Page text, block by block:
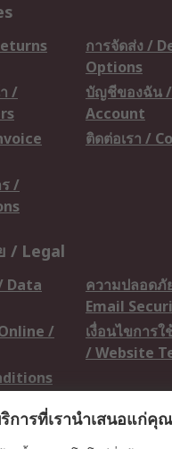
การจัดส่ง /
Options
/
บัญชีของฉัน
Account
ติดต่อเรา /
/
/ Legal
Data
ความปลอดภั
Email
/
เงื่อนไขการใ
/ Website
RS
การที่เรานำเสนอแก่คุณ